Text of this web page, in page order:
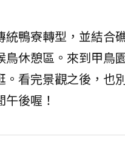
統鴨寮轉型，並結合
鳥休憩區。來到甲鳥
。看完景觀之後，也
後喔！